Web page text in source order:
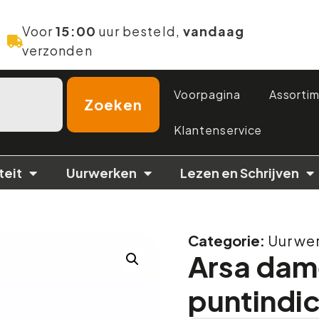
Voor15:00 uur besteld, vandaag
verzonden
Zoeken
Voorpagina
Klantenservice
Uurwerken Lezen en Schrijven
Categorie:
Arsa